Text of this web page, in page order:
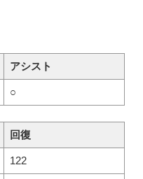
アシスト
○
回復
122